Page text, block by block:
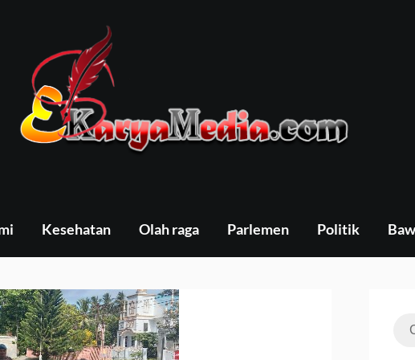
Kesehatan Olah raga Parlemen Politik